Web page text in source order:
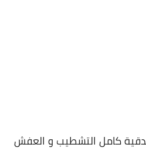
كامل التشطيب و العفش